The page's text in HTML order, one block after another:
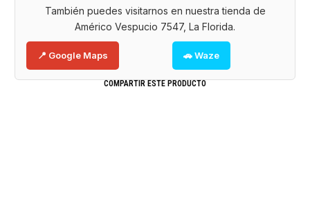
También puedes visitarnos en nuestra tienda de
Américo Vespucio 7547, La Florida.
📍 Google Maps 🚗 Waze
COMPARTIR ESTE PRODUCTO